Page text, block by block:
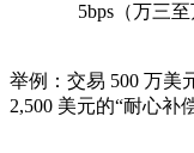
5bps（万三
举例 ：交易 500 万
2,500 美元的“耐心补偿